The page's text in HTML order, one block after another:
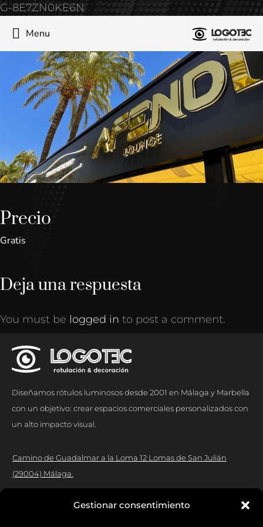
Gestionar consentimiento
G-8E7ZN0KE6N
Menu
Precio
Gratis
Deja una respuesta
You must be logged in to post a comment.
Diseñamos rótulos luminosos desde 2001 en Málaga y Marbella
con un objetivo: crear espacios comerciales personalizados con
un alto impacto visual.
Camino de Guadalmar a la Loma 12 Lomas de San Julián
(29004) Málaga.